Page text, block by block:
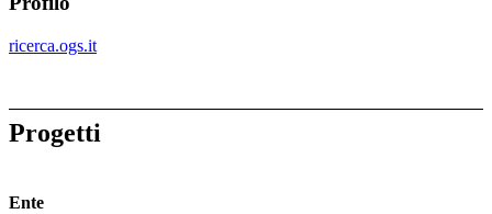
ricerca.ogs.it
Progetti
Ente